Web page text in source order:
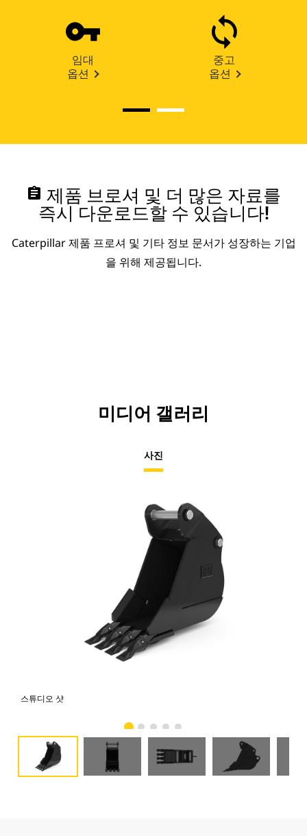
임대
옵션
중고
옵션
assignment 제품 브로셔 및 더 많은 자료를
즉시 다운로드할 수 있습니다!
Caterpillar 제품 프로셔 및 기타 정보 문서가 성장하는 기업
을 위해 제공됩니다.
미디어 갤러리
사진
스튜디오 샷